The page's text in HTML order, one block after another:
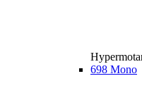
698 Mono